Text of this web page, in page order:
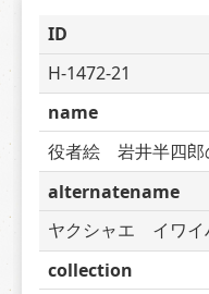
ID
H-1472-21
name
役者絵　岩井半四
alternatename
ヤクシャエ　イワ
collection